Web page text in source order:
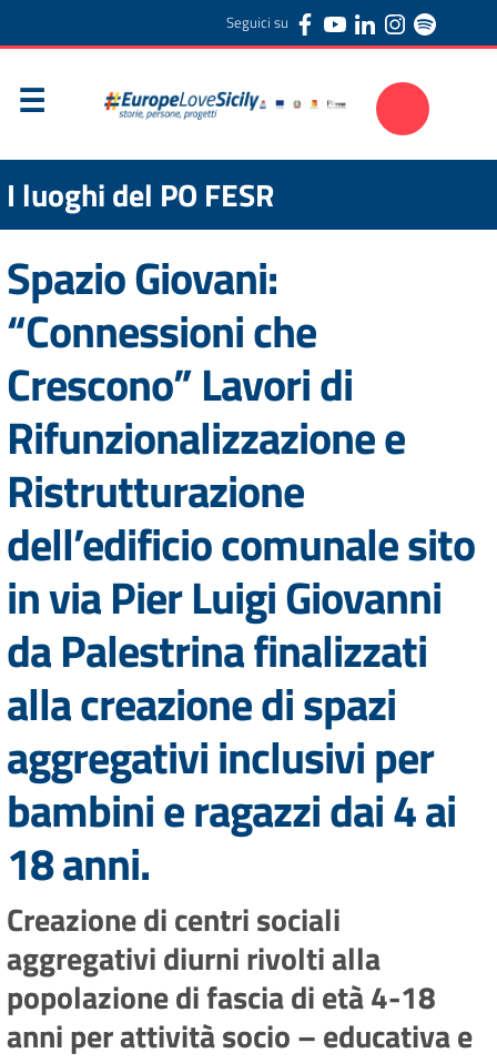
Seguici su
I luoghi del PO FESR
Spazio Giovani:
“Connessioni che
Crescono” Lavori di
Rifunzionalizzazione e
Ristrutturazione
dell’edificio comunale sito
in via Pier Luigi Giovanni
da Palestrina finalizzati
alla creazione di spazi
aggregativi inclusivi per
bambini e ragazzi dai 4 ai
18 anni.
Creazione di centri sociali
aggregativi diurni rivolti alla
popolazione di fascia di età 4-18
anni per attività socio – educativa e